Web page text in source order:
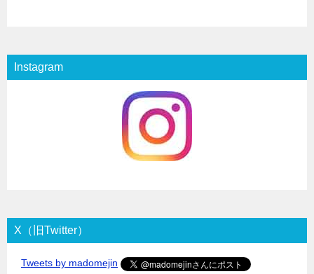
Instagram
X（旧Twitter）
Tweets by madomejin